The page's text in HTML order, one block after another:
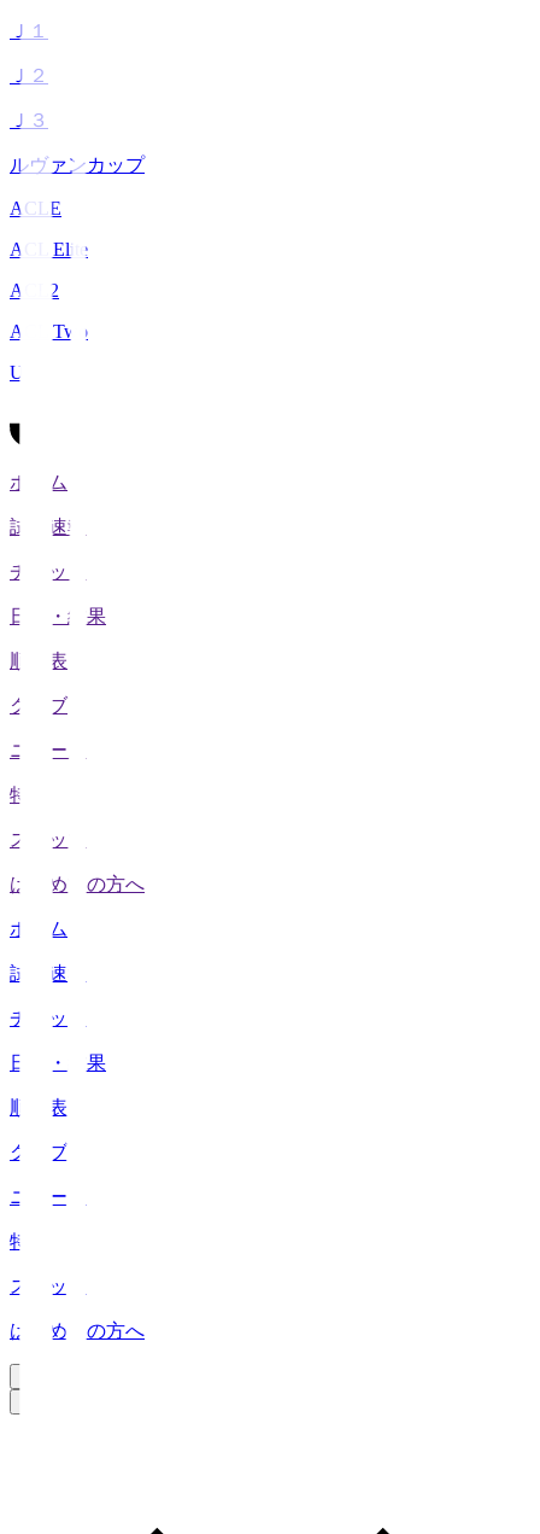
Ｊ１
Ｊ２
Ｊ３
ルヴァンカップ
ACLE
ACL Elite
ACL2
ACL Two
U-21
ホーム
試合速報
チケット
日程・結果
順位表
クラブ
ニュース
特集
スタッツ
はじめての方へ
ホーム
試合速報
チケット
日程・結果
順位表
クラブ
ニュース
特集
スタッツ
はじめての方へ